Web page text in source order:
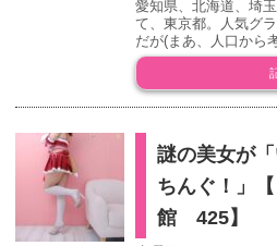
愛知県、北海道、埼
て、東京都。人気グ
だが(まあ、人口から
謎の美女が
ちんぐ！」
館 425】